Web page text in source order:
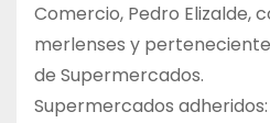
Comercio, Pedro Elizalde,
merlenses y
de Supermercados.
Supermercados adheridos: